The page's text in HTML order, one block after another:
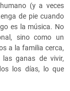
(y a veces
de pie cuando
es la música. No
sino como un
a la familia cerca,
ganas de vivir,
los días, lo que